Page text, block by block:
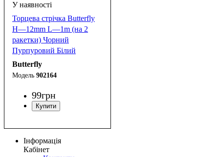
Торцева стрічка Butterfly
H—12mm L—1m (на 2
ракетки) Чорний
Пурпуровий Білий
Butterfly
902164
99грн
Інформація
Кабінет